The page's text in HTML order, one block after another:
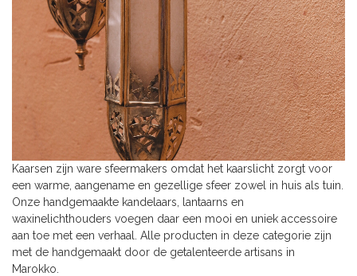
Kaarsen zijn ware sfeermakers omdat het kaarslicht zorgt voor
een warme, aangename en gezellige sfeer zowel in huis als tuin.
Onze handgemaakte kandelaars, lantaarns en
waxinelichthouders voegen daar een mooi en uniek accessoire
aan toe met een verhaal. Alle producten in deze categorie zijn
met de handgemaakt door de getalenteerde artisans in
Marokko.